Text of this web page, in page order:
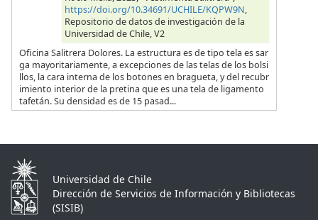
https://doi.org/10.34691/UCHILE/KQPW9N,
Repositorio de datos de investigación de la
Universidad de Chile, V2
Oficina Salitrera Dolores. La estructura es de tipo tela es sar
ga mayoritariamente, a excepciones de las telas de los bolsi
llos, la cara interna de los botones en bragueta, y del recubr
imiento interior de la pretina que es una tela de ligamento
tafetán. Su densidad es de 15 pasad...
Universidad de Chile
Dirección de Servicios de Información y Bibliotecas
(SISIB)